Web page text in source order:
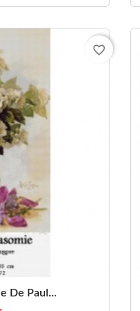
De Paul...
favorite_border